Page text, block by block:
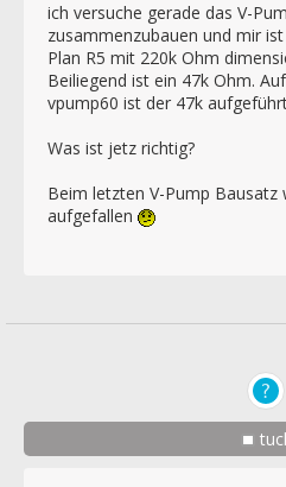
ich versuche gerade das V-
zusammenzubauen und mir
Plan R5 mit 220k Ohm
Beiliegend ist ein 47k Ohm.
vpump60 ist der 47k
Was ist jetz richtig?
Beim letzten V-Pump Bausatz
aufgefallen